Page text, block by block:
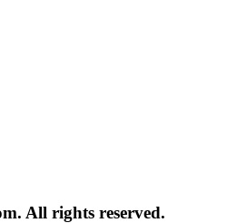
All rights reserved.